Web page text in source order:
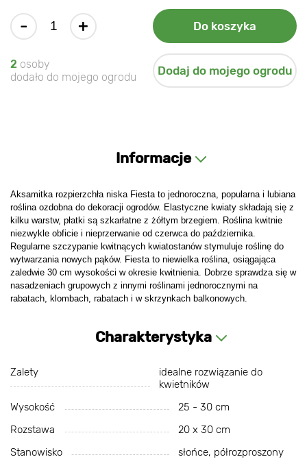
- + Do koszyka
2 osoby
dodało do mojego ogrodu
Dodaj do mojego ogrodu
Informacje
Aksamitka rozpierzchła niska Fiesta to jednoroczna, popularna i lubiana
roślina ozdobna do dekoracji ogrodów. Elastyczne kwiaty składają się z
kilku warstw, płatki są szkarłatne z żółtym brzegiem. Roślina kwitnie
niezwykle obficie i nieprzerwanie od czerwca do października.
Regularne szczypanie kwitnących kwiatostanów stymuluje roślinę do
wytwarzania nowych pąków. Fiesta to niewielka roślina, osiągająca
zaledwie 30 cm wysokości w okresie kwitnienia. Dobrze sprawdza się w
nasadzeniach grupowych z innymi roślinami jednorocznymi na
rabatach, klombach, rabatach i w skrzynkach balkonowych.
Charakterystyka
Zalety
idealne rozwiązanie do
kwietników
Wysokość
25 - 30 cm
Rozstawa
20 х 30 cm
Stanowisko
słońce, półrozproszony